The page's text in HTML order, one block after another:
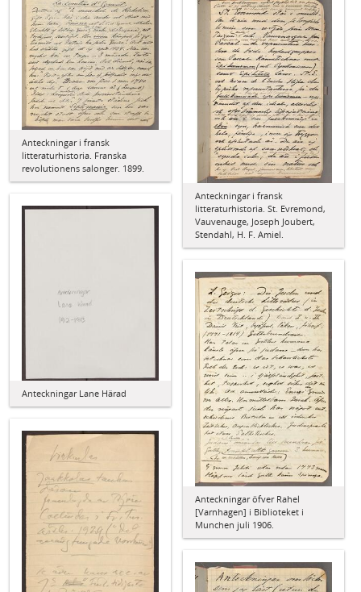
Anteckningar i fransk
litteraturhistoria. Franska
revolutionens salonger. 1899.
Anteckningar i fransk
litteraturhistoria. St. Evremond,
Vauvenauge, Joseph Joubert,
Stendahl, H. F. Amiel.
Anteckningar Lane Härad
Anteckningar öfver Rahel
[Varnhagen] i Biblioteket i
Munchen juli 1906.